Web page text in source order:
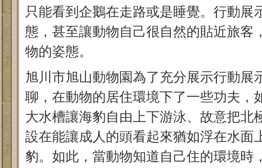
只能看到企鵝在走路或是睡覺。行動展
態，甚至讓動物自己很自然的貼近旅客
物的姿態。
旭川市旭山動物園為了充分展示行動展
聊，在動物的居住環境下了一些功夫，
大水槽讓海豹自由上下游泳、故意把北
設在能讓成人的頭看起來猶如浮在水面
豹。如此，當動物知道自己住的環境時